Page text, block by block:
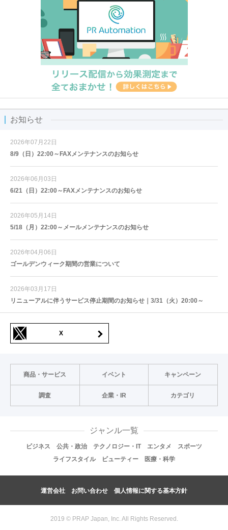
お知らせ
2026年07月22日
8/9（日）22:00～FAXメンテナンスのお知らせ
2026年06月03日
6/21（日）22:00～FAXメンテナンスのお知らせ
2026年05月14日
5/18（月）22:00～メールメンテナンスのお知らせ
2026年04月06日
ゴールデンウィーク期間の営業について
2026年03月17日
リニューアルに伴うサービス停止期間のお知らせ｜3/31（火）20:00～
X
商品・サービス イベント キャンペーン
調査 企業・IR カテゴリ
ジャンル一覧
ビジネス 公共・政治 テクノロジー・IT エンタメ
スポーツ
ライフスタイル
ビューティー 医療・科学
運営会社 お問い合わせ 個人情報に関する基本方針
2019 © PRAP Japan, Inc. All Rights Reserved.